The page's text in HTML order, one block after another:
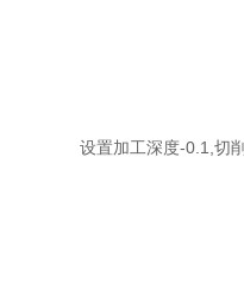
设置加工深度-0.1,切